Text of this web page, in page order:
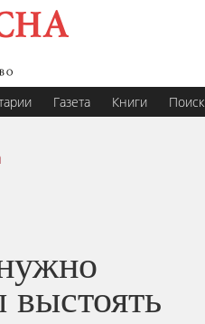
Газета Книги Поиск
выстоять